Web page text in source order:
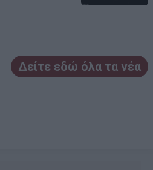
Δείτε εδώ όλα τα νέα